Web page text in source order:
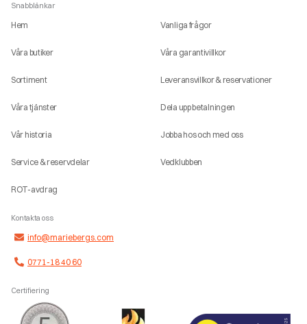
Snabblänkar
Hem
Våra butiker
Sortiment
Våra tjänster
Vår historia
Service & reservdelar
ROT-avdrag
Vanliga frågor
Våra garantivillkor
Leveransvillkor & reservationer
Dela upp betalningen
Jobba hos och med oss
Vedklubben
Kontakta oss
info@mariebergs.com
0771-18 40 60
Certifiering